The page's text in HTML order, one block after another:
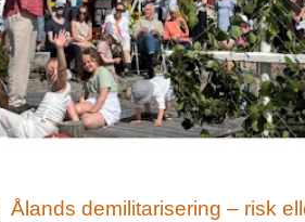
Ålands demilitarisering – risk